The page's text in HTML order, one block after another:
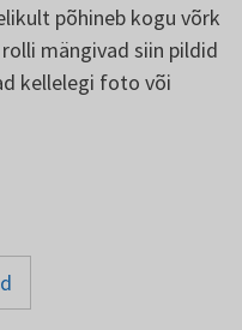
põhineb kogu võrk
mängivad siin pildid
kellelegi foto või